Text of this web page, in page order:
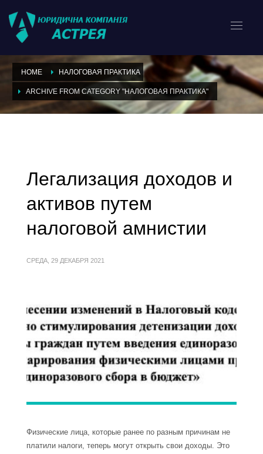
HOME НАЛОГОВАЯ ПРАКТИКА
ARCHIVE FROM CATEGORY "НАЛОГОВАЯ ПРАКТИКА"
Легализация доходов и
активов путем
налоговой амнистии
СРЕДА, 29 ДЕКАБРЯ 2021
Физические лица, которые ранее по разным причинам не
платили налоги, теперь могут открыть свои доходы. Это